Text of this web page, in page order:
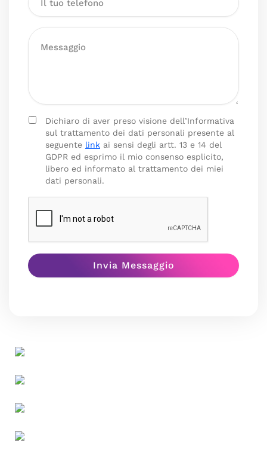
Dichiaro di aver preso visione dell’Informativa
sul trattamento dei dati personali presente al
seguente link ai sensi degli artt. 13 e 14 del
GDPR ed esprimo il mio consenso esplicito,
libero ed informato al trattamento dei miei
dati personali.